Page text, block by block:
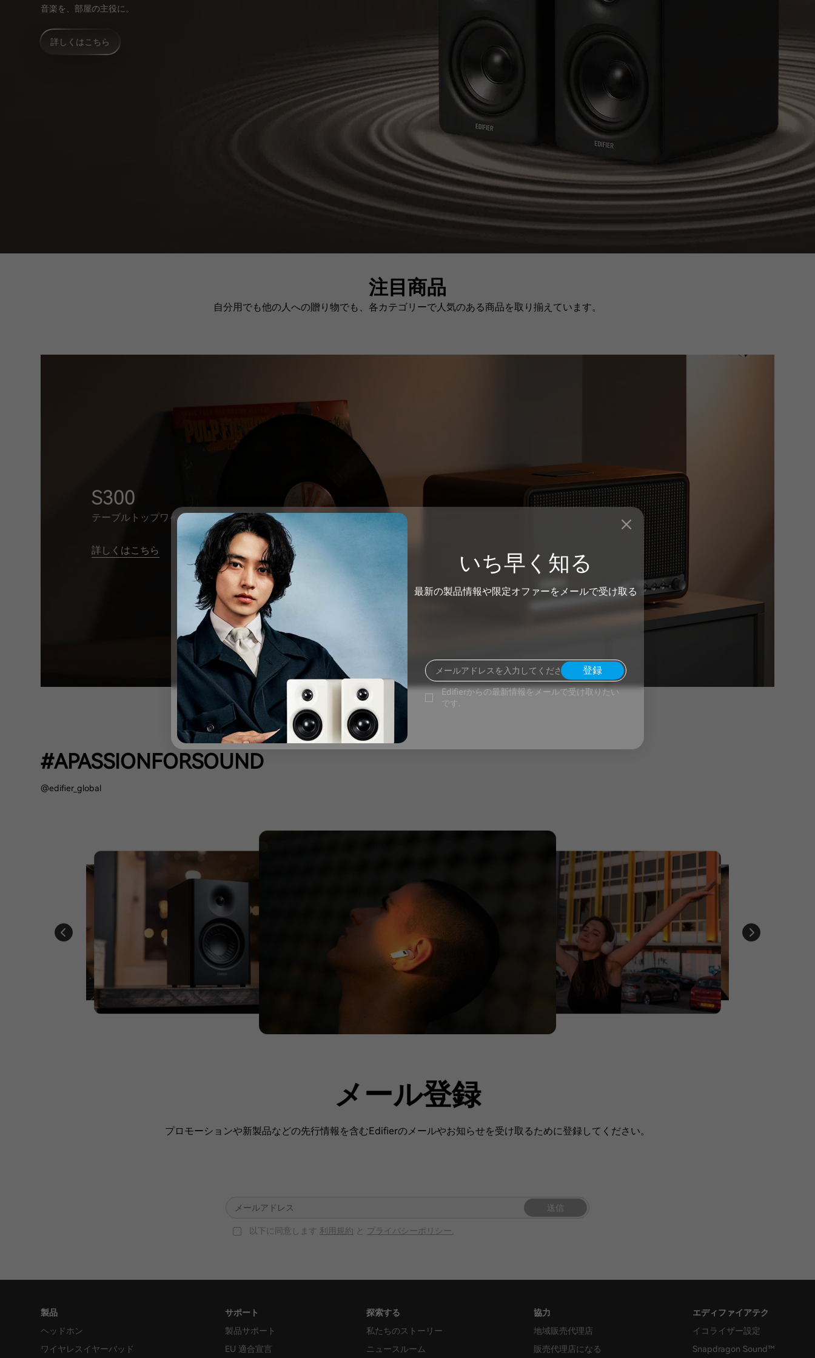
音楽を、部屋の主役に。
詳しくはこちら
注目商品
自分用でも他の人への贈り物でも、各カテゴリーで人気のある商品を取り揃えています。
S300
テーブルトップワイヤレススピーカー
詳しくはこちら
#APASSIONFORSOUND
@edifier_global
メール登録
プロモーションや新製品などの先行情報を含むEdifierのメールやお知らせを受け取るために登録してください。
送信
以下に同意します 利用規約 と プライバシーポリシー.
製品
ヘッドホン
ワイヤレスイヤーバッド
サポート
製品サポート
EU 適合宣言
探索する
私たちのストーリー
ニュースルーム
協力
地域販売代理店
販売代理店になる
エディファイアテク
イコライザー設定
Snapdragon Sound™
いち早く知る
最新の製品情報や限定オファーをメールで受け取る
登録
Edifierからの最新情報をメールで受け取りたい
です.